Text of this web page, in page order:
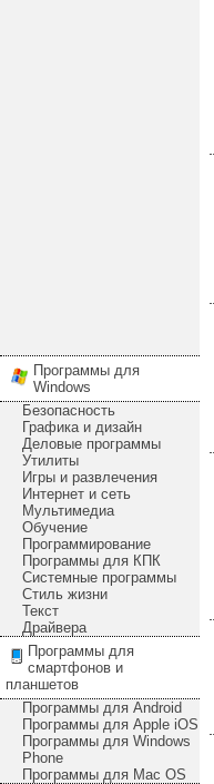
Программы для
Windows
Безопасность
Графика и дизайн
Деловые программы
Утилиты
Игры и развлечения
Интернет и сеть
Мультимедиа
Обучение
Программирование
Программы для КПК
Системные программы
Стиль жизни
Текст
Драйвера
Программы для
смартфонов и
планшетов
Программы для Android
Программы для Apple iOS
Программы для Windows
Phone
Программы для Mac OS